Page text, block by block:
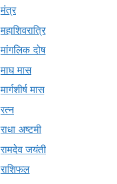
मंत्र
महाशिवरात्रि
मांगलिक दोष
माघ मास
मार्गशीर्ष मास
रत्न
राधा अष्टमी
रामदेव जयंती
राशिफल